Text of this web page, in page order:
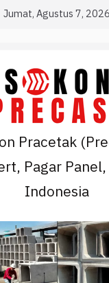
Jumat, Agustus 7, 2026
Pracetak
Pagar
Indonesia